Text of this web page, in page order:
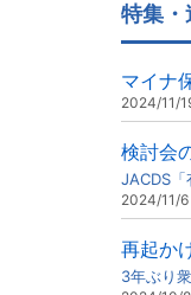
特集・
マイナ
2024/11/
検討会
JACDS「
2024/11/6
再起か
3年ぶり